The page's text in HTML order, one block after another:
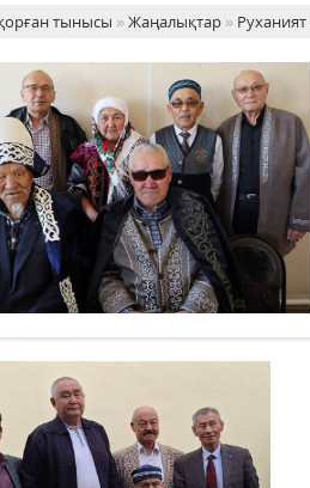
тынысы »Жаңалықтар » Руханият